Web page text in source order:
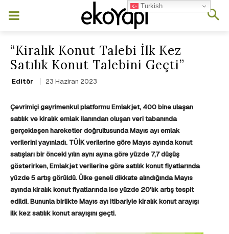
“Kiralık Konut Talebi İlk Kez
Satılık Konut Talebini Geçti”
Editör 23 Haziran 2023
Çevrimiçi gayrimenkul platformu Emlakjet, 400 bine ulaşan
satılık ve kiralık emlak ilanından oluşan veri tabanında
gerçekleşen hareketler doğrultusunda Mayıs ayı emlak
verilerini yayınladı. TÜİK verilerine göre Mayıs ayında konut
satışları bir önceki yılın aynı ayına göre yüzde 7,7 düşüş
gösterirken, Emlakjet verilerine göre satılık konut fiyatlarında
yüzde 5 artış görüldü. Ülke geneli dikkate alındığında Mayıs
ayında kiralık konut fiyatlarında ise yüzde 20’lık artış tespit
edildi. Bununla birlikte Mayıs ayı itibariyle kiralık konut arayışı
ilk kez satılık konut arayışını geçti.
Turkish